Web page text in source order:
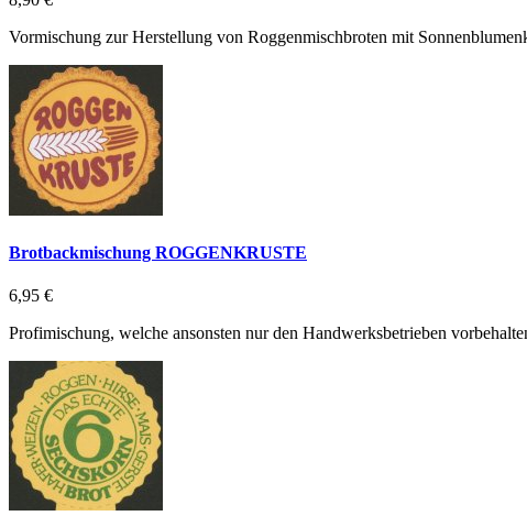
Vormischung zur Herstellung von Roggenmischbroten mit
Brotbackmischung ROGGENKRUSTE
6,95 €
Profimischung, welche ansonsten nur den Handwerksbetrieben